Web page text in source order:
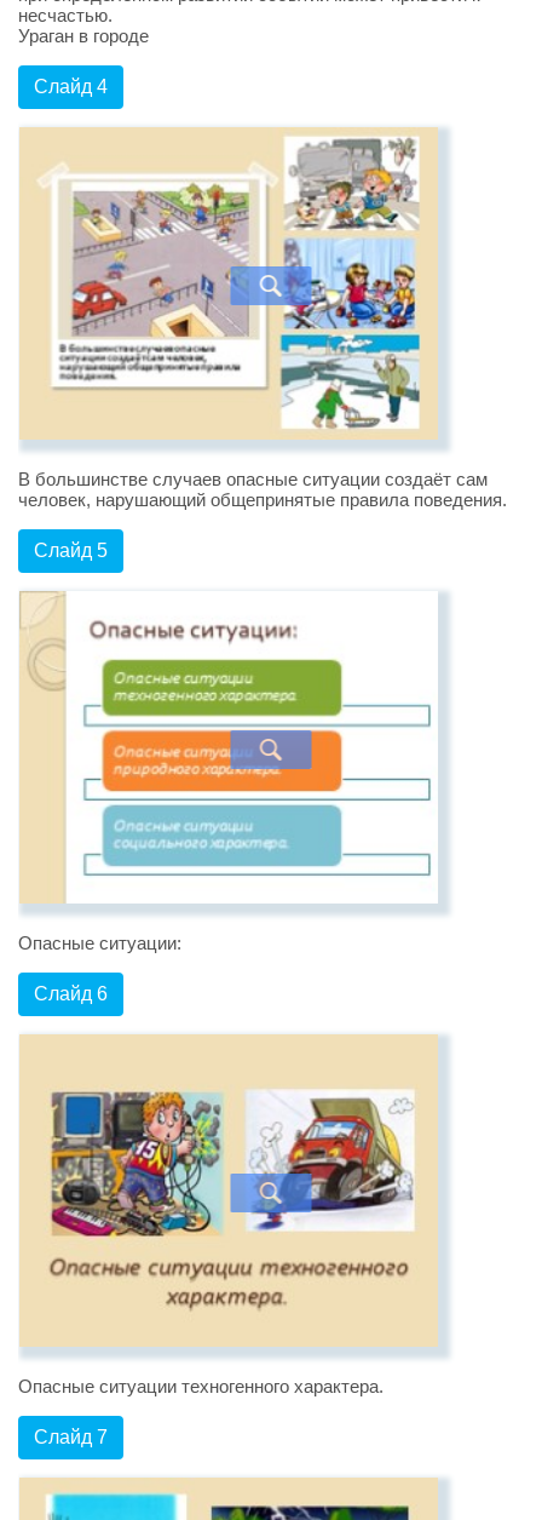
несчастью.
Ураган в городе
Слайд 4
В большинстве случаев опасные ситуации создаёт сам
человек, нарушающий общепринятые правила поведения.
Слайд 5
Опасные ситуации:
Слайд 6
Опасные ситуации техногенного характера.
Слайд 7